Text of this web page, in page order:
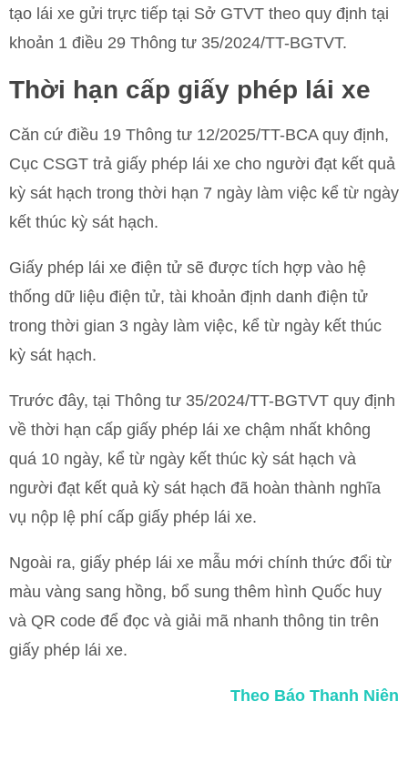
tạo lái xe gửi trực tiếp tại Sở GTVT theo quy định tại
khoản 1 điều 29 Thông tư 35/2024/TT-BGTVT.
Thời hạn cấp giấy phép lái xe
Căn cứ điều 19 Thông tư 12/2025/TT-BCA quy định,
Cục CSGT trả giấy phép lái xe cho người đạt kết quả
kỳ sát hạch trong thời hạn 7 ngày làm việc kể từ ngày
kết thúc kỳ sát hạch.
Giấy phép lái xe điện tử sẽ được tích hợp vào hệ
thống dữ liệu điện tử, tài khoản định danh điện tử
trong thời gian 3 ngày làm việc, kể từ ngày kết thúc
kỳ sát hạch.
Trước đây, tại Thông tư 35/2024/TT-BGTVT quy định
về thời hạn cấp giấy phép lái xe chậm nhất không
quá 10 ngày, kể từ ngày kết thúc kỳ sát hạch và
người đạt kết quả kỳ sát hạch đã hoàn thành nghĩa
vụ nộp lệ phí cấp giấy phép lái xe.
Ngoài ra, giấy phép lái xe mẫu mới chính thức đổi từ
màu vàng sang hồng, bổ sung thêm hình Quốc huy
và QR code để đọc và giải mã nhanh thông tin trên
giấy phép lái xe.
Theo Báo Thanh Niên